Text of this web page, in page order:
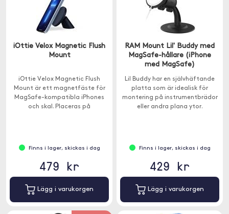
iOttie Velox Magnetic Flush
Mount
iOttie Velox Magnetic Flush
Mount är ett magnetfäste för
MagSafe-kompatibla iPhones
och skal. Placeras på
Finns i lager, skickas i dag
479 kr
Lägg i varukorgen
RAM Mount Lil' Buddy med
MagSafe-hållare (iPhone
med MagSafe)
Lil Buddy har en självhäftande
platta som är idealisk för
montering på instrumentbrädor
eller andra plana ytor.
Finns i lager, skickas i dag
429 kr
Lägg i varukorgen